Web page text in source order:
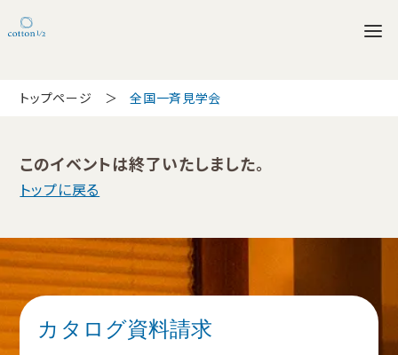
トップページ 全国一斉見学会
このイベントは終了いたしました。
トップに戻る
カタログ資料請求